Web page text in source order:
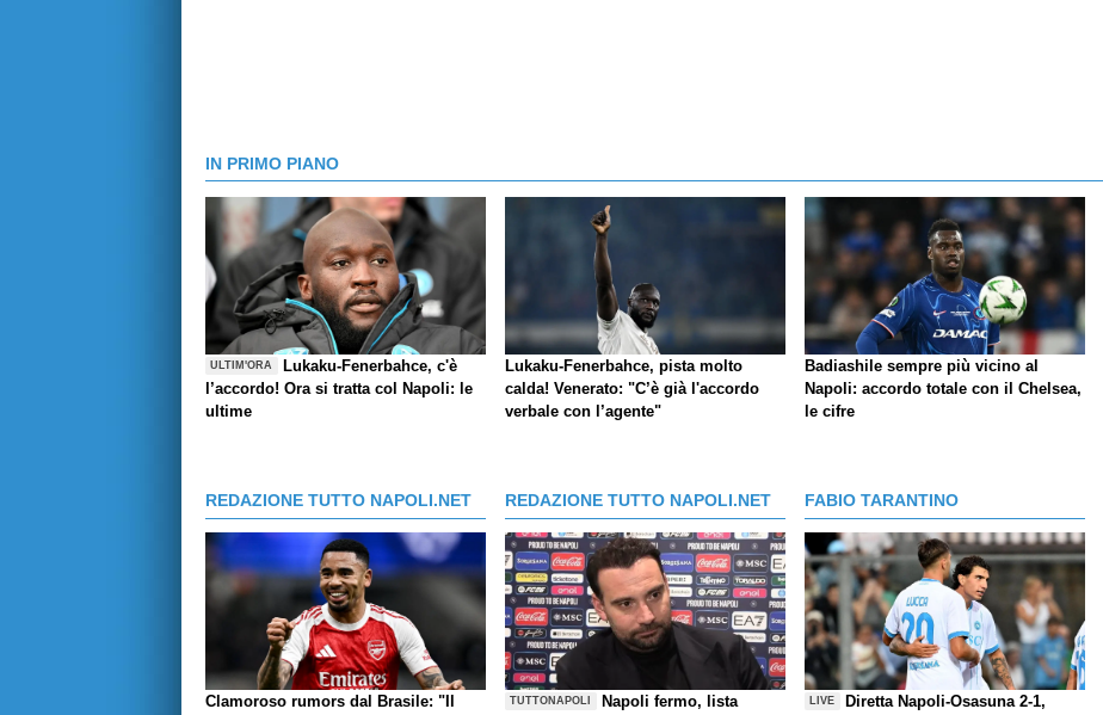
IN PRIMO PIANO
ULTIM'ORA
Lukaku-Fenerbahce, c'è
l’accordo! Ora si tratta col Napoli: le
ultime
Lukaku-Fenerbahce, pista molto
calda! Venerato: "C’è già l'accordo
verbale con l’agente"
Badiashile sempre più vicino al
Napoli: accordo totale con il Chelsea,
le cifre
REDAZIONE TUTTO NAPOLI.NET
Clamoroso rumors dal Brasile: "Il
REDAZIONE TUTTO NAPOLI.NET
TUTTONAPOLI
Napoli fermo, lista
FABIO TARANTINO
LIVE
Diretta Napoli-Osasuna 2-1,